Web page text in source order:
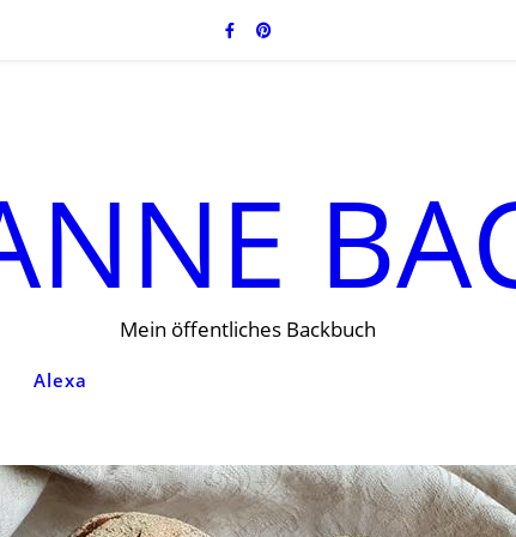
Mein öffentliches Backbuch
Alexa